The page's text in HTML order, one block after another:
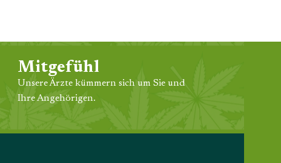
Mitgefühl
Unsere Ärzte kümmern sich um Sie und
Ihre Angehörigen.